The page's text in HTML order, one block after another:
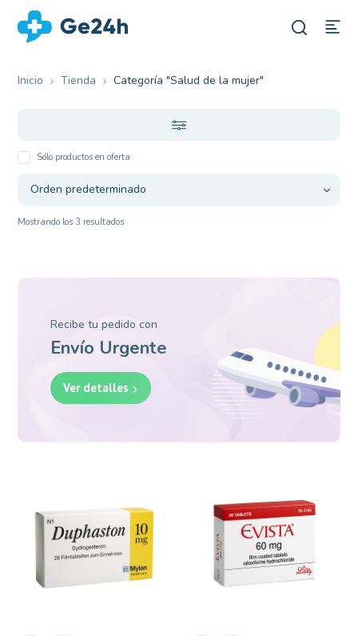
Inicio Tienda Categoría "Salud de la mujer"
Sólo productos en oferta
Mostrando los 3 resultados
Recibe tu pedido con
Envío Urgente
Ver detalles